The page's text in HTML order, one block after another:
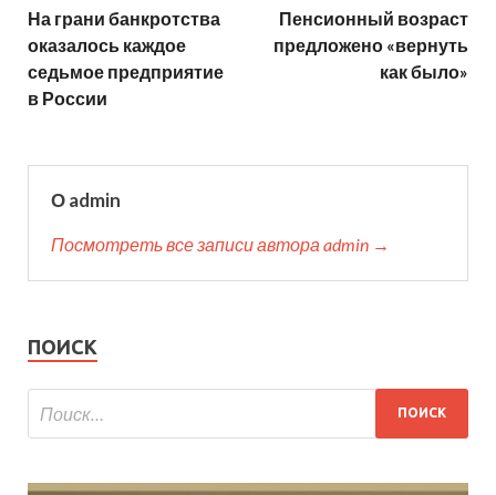
На грани банкротства
оказалось каждое
седьмое предприятие
в России
Пенсионный возраст
предложено «вернуть
как было»
О admin
Посмотреть все записи автора admin →
ПОИСК